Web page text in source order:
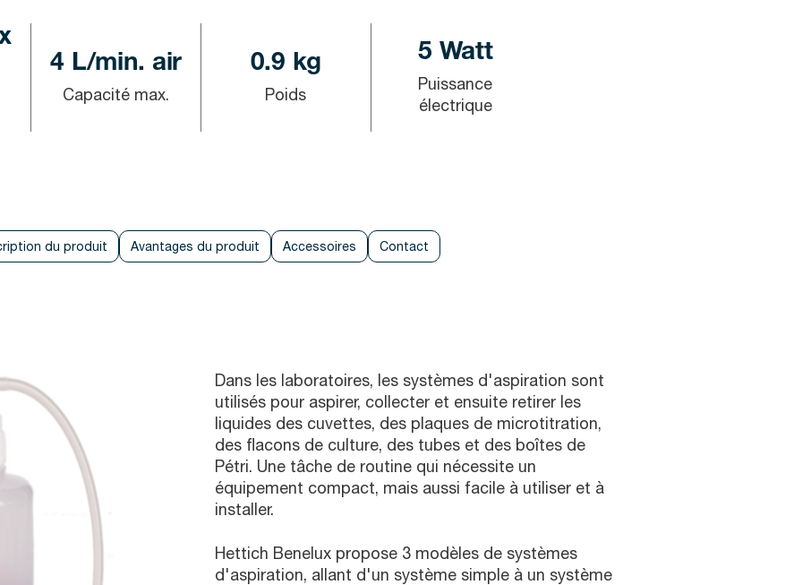
4 L/min. air
Capacité max.
0.9 kg
Poids
5 Watt
Puissance
électrique
du produit Avantages du produit Accessoires Contact
Dans les laboratoires, les systèmes d'aspiration sont
utilisés pour aspirer, collecter et ensuite retirer les
liquides des cuvettes, des plaques de microtitration,
des flacons de culture, des tubes et des boîtes de
Pétri. Une tâche de routine qui nécessite un
équipement compact, mais aussi facile à utiliser et à
installer.
Hettich Benelux propose 3 modèles de systèmes
d'aspiration, allant d'un système simple à un système